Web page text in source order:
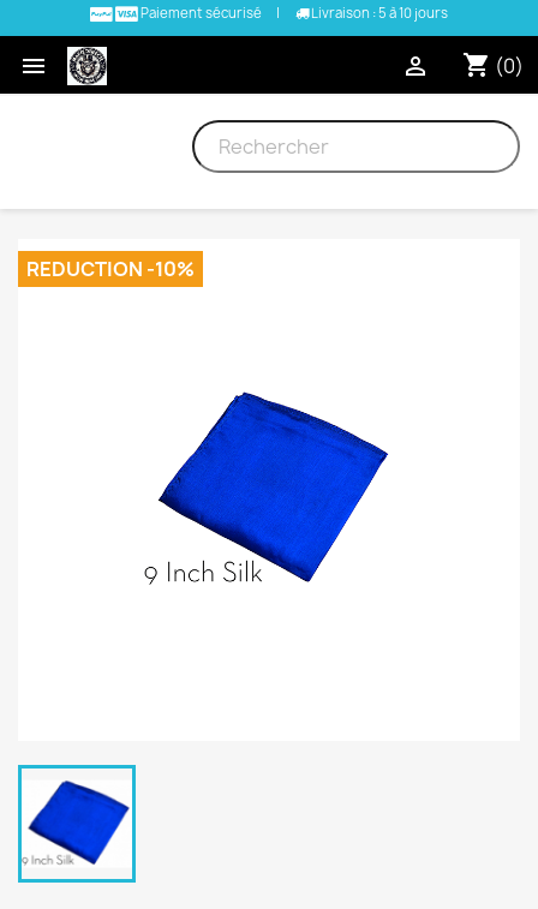
Paiement sécurisé | Livraison : 5 à 10 jours
 shopping_cart (0)

REDUCTION -10%